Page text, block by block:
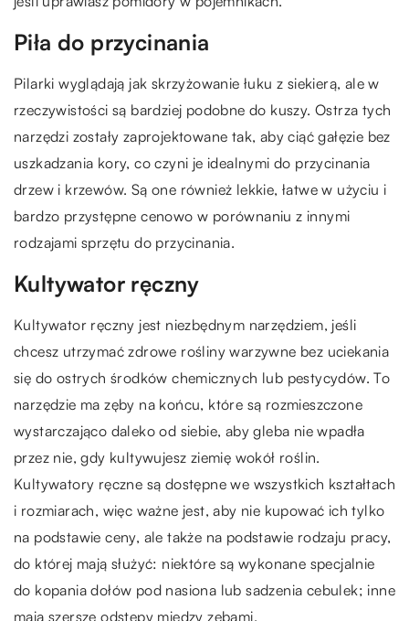
Piła do przycinania
Pilarki wyglądają jak skrzyżowanie łuku z siekierą, ale w
rzeczywistości są bardziej podobne do kuszy. Ostrza tych
narzędzi zostały zaprojektowane tak, aby ciąć gałęzie bez
uszkadzania kory, co czyni je idealnymi do przycinania
drzew i krzewów. Są one również lekkie, łatwe w użyciu i
bardzo przystępne cenowo w porównaniu z innymi
rodzajami sprzętu do przycinania.
Kultywator ręczny
Kultywator ręczny jest niezbędnym narzędziem, jeśli
chcesz utrzymać zdrowe rośliny warzywne bez uciekania
się do ostrych środków chemicznych lub pestycydów. To
narzędzie ma zęby na końcu, które są rozmieszczone
wystarczająco daleko od siebie, aby gleba nie wpadła
przez nie, gdy kultywujesz ziemię wokół roślin.
Kultywatory ręczne są dostępne we wszystkich kształtach
i rozmiarach, więc ważne jest, aby nie kupować ich tylko
na podstawie ceny, ale także na podstawie rodzaju pracy,
do której mają służyć: niektóre są wykonane specjalnie
do kopania dołów pod nasiona lub sadzenia cebulek; inne
mają szersze odstępy między zębami.